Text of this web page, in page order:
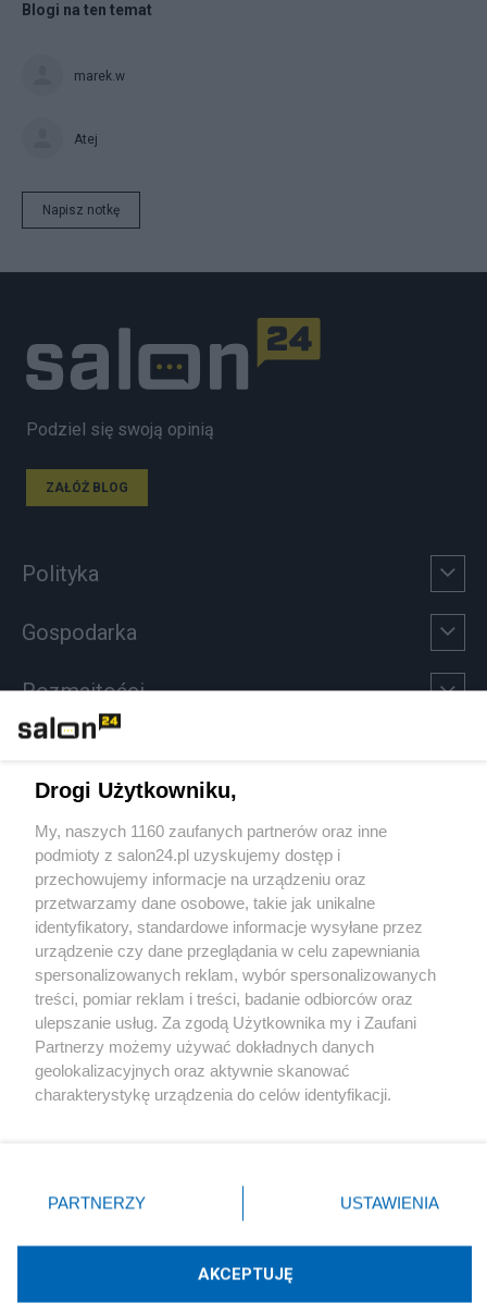
Blogi na ten temat
marek.w
Atej
Napisz notkę
Podziel się swoją opinią
ZAŁÓŻ BLOG
Polityka
Gospodarka
Rozmaitości
Sport
Społeczeństwo
Kultura
X Facebook Instagram Youtube
Drogi Użytkowniku,
My, naszych 1160 zaufanych partnerów oraz inne
podmioty z salon24.pl uzyskujemy dostęp i
przechowujemy informacje na urządzeniu oraz
przetwarzamy dane osobowe, takie jak unikalne
identyfikatory, standardowe informacje wysyłane przez
urządzenie czy dane przeglądania w celu zapewniania
spersonalizowanych reklam, wybór spersonalizowanych
treści, pomiar reklam i treści, badanie odbiorców oraz
ulepszanie usług. Za zgodą Użytkownika my i Zaufani
Partnerzy możemy używać dokładnych danych
geolokalizacyjnych oraz aktywnie skanować
charakterystykę urządzenia do celów identyfikacji.
zmienić/wycofać klikając przycisk ustawień prywatności
znajdujący się w lewym dolnym rogu strony
rodzaje przetwarzania danych nie wymagają zgody
użytkownika, ale masz prawo sprzeciwić się takiemu
przetwarzaniu. Preferencje będą miały zastosowania tylko
PARTNERZY USTAWIENIA
AKCEPTUJĘ